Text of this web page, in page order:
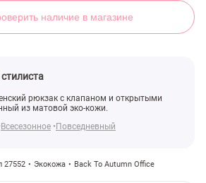
наличие в магазине
рюкзак с клапаном и открытыми
из матовой эко-кожи.
Всесезонное Повседневный
27552 Экокожа Back To Autumn Office
Gepur